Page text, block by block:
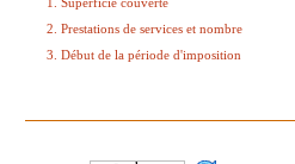
2. Prestations de services et nombre
3. Début de la période d'imposition